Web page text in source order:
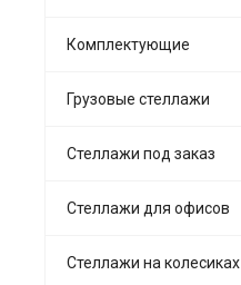
Комплектующие
Грузовые стеллажи
Стеллажи под заказ
Стеллажи для офисов
Cтеллажи на колесиках